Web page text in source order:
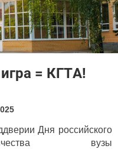
= КГТА!
Дня российского
вузы